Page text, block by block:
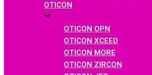
OTICON
OTICON OPN
OTICON XCEED
OTICON MORE
OTICON ZIRCON